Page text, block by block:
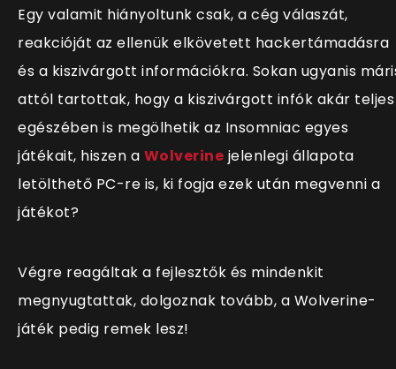
Egy valamit hiányoltunk csak, a cég válaszát,
reakcióját az ellenük elkövetett hackertámadásra
és a kiszivárgott információkra. Sokan ugyanis
attól tartottak, hogy a kiszivárgott infók akár teljes
egészében is megölhetik az Insomniac egyes
játékait, hiszen a Wolverine jelenlegi állapota
letölthető PC-re is, ki fogja ezek után megvenni a
játékot?
Végre reagáltak a fejlesztők és mindenkit
megnyugtattak, dolgoznak tovább, a Wolverine-
játék pedig remek lesz!